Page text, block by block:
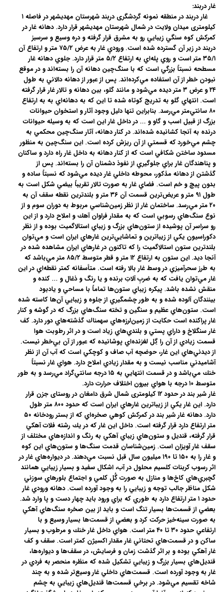
غار دربند:
غار دربند در منطقه نمونه گردشگری دربند شهرستان مهدیشهر در فاصله ۱
کیلومتری میدان ولايت در شمال شهرستان مهديشهر قرار دارد. دهانه غار در
کمرکش کوه سنگي زيبايي رو به مشرق قرار گرفته و دره وسيع و سرسبز
دربند در زير آن گسترده شده است. وروديِ غار به عرض ۷۵/۲ متر و ارتفاع آن
۳۵/۱ متر است و روي پله‌اي به ارتفاع ۵/۲ متر قرار دارد. جلوي دهانه غار
مسطحه نسبتاً بزرگي است که با سنگ‌چين دهانه آن را بسته‌اند و در موقع
نبودن خطر از آن استفاده مي‌كرده‌اند. پس از عبور از دهانه دالاني به طول
۲۴ و عرض ۳ متر ديده مي‌شود و مانند گلو، بين دهانه و تالار غار قرار گرفته
است. انتهاي گلو به تدريج كوتاه شده تا اين كه به دهانه‌اي به به ارتفاع
۸۰ سانتي‌متر مي‌رسد. بنابراين تنها دليل وجود آثار و استخوان حيوانات
بزرگ از قبيل اسب و گاو و ... در داخل غار اين است كه به وسيله حيوانات
درنده به آنجا كشانيده شده‌اند. در كنار دهانه، آثار سنگ‌چين محكمي به
چشم مي‌خورد كه قسمتي از آن ريزش كرده است. اين سنگ‌چين به منظور
مسدود ساختن شكافي است كه از كنار دهانه به داخل غار راه دارد و ساكنان
و پناهندگان غار براي جلوگيري از نفوذ دشمنان آن را بسته‌اند. پس از
گذشتن از دهانه مذكور، محوطه داخلي غار ديده مي‌شود كه نسبتاً ساده و
بدون پيچ و خم است. فضاي غار به صورت تالار تقريباً بيضي شكل است به
طول ۹۱ متر و عريض‌ترين قسمت آن ۳۶ متر و بلندترين نقطه سقف آن به
۲۰ متر مي‌رسد. ساختمان غار از نظر زمين‌شناسي مربوط به دوران سوم و از
نوع سنگ‌هاي رسوبي است كه به مقدار فراوان آهك و املاح دارد و از اين
رو سراسر آن پوشيده از ستون‌هاي بزرگ و زيباي استالاگميت بوده و از نظر
دكوراسيون يكي از زيباترين و تماشايي‌ترين غارهاي ايران است و مي‌توان
بلندترين ستون استالاگميت را كه تاكنون در غارهاي ايران مشاهده شده در
آنجا ديد. اين ستون به ارتفاع ۱۲ متر و قطر متوسط ۸۵/۲ متر مي‌باشد كه
به طرز سحرآميزي در وسط غار بالا رفته است. متأسفانه كمتر نقطه‌اي در اين
غار مي‌توان يافت كه به ضربِ آلاتِ برنده و يا رنگ و ذغال و ... كنده و
منقش نشده باشد. پيكره زيباي ستون‌ها تماماً با مساحي و يادبود
بينندگان آلوده شده و به طور چشمگيري از جلوه و زيبايي آن‌ها كاسته شده
است. ستون‌هاي عظيم و سنگين و تخته سنگ‌هاي بزرگ كه در گوشه و كنار
غار پراكنده است حكايت از زمين‌لرزه‌هاي سهمناك گذشته‌هاي دور دارد. كف
غار سنگلاخ و داراي پستي و بلندي‌هاي زياد است و در اثر رطوبت هوا
قسمت زيادي از آن را گِل لغزنده‌اي پوشانيده كه عبور از آن بي‌خطر نيست.
از ديدني‌هاي اين غار، حوضچه آب صاف و كوچكي است كه آب آن از نظر
آشاميدني مناسب نيست و به مقدار زيادي املاح دارد. هواي غار نسبتاً
خنك مي‌باشد و در قسمت انتهايي به ۱۵ درجه سانتي‌گراد مي‌رسد و به طور
متوسط ۱۰ درجه با هواي بيرون اختلاف حرارت دارد.
غار شیر بند در حدود ۱۲ کیلومتری شمال شرق دامغان در روستای جزن قرار
دارد. این غار يکي از زيباترين غارهاي ايران است که حدود ۸۰۰ متر طول
دارد. دهانه غار شير بند در کمرکش كوهي صخره‌اي كه از بستر رودخانه ۵۰
متر ارتفاع دارد قرار گرفته است. داخل اين غار كه در يك رشته فلات آهكي
قرار گرفته، قنديل و ستون‌هاي زيباي آهكي به رنگ و اندازه‌هاي مختلف از
سقف غار آويزان است. زمين‌شناسان قدمت سنگ‌ها و ستون‌هاي اين كوه
و غار را به ۱۵۰ تا ۱۹۰ ميليون سال قبل نسبت مي‌دهند. در ديواره‌هاي غار در
اثر رسوب كربنات كلسيم محلول در آب، اشكال سفيد و بسيار زيبايي همانند
گچبري‌هاي كاخ‌ها و منازل به صورت گُلِ كلمي و اجتماع بلورهاي سوزني
شكل مناظر جالب توجه و زيبايي را به وجود آورده است. دهانه ورودي غار
حدود ۱ متر ارتفاع دارد به طوري كه براي ورود بايد چهار دست و پا وارد شد.
بعضي از قسمت‌ها بسيار تنگ است و بايد از بين صخره سنگ‌هاي آهكي
به صورت سينه‌خيز حركت كرد و بعضي از قسمت‌ها بسيار وسيع و با
ارتفاعي حدود ۳۰ تا ۴۰ متر است. هواي داخل غار خنك و مرطوب و بسيار
ساكن و در قسمت‌هاي تحتاني غار مقدار اكسيژن كمتر است. سقف و كف
غار آهكي بوده و بر اثر گذشت زمان و فرسايش، در سقف‌ها و ديواره‌ها،
قنديل‌هاي بسيار بزرگ و زيبايي تشكيل شده كه منظره منحصر به فردي در
غار به وجود آورده است. قسمت‌هاي داخلي‌ غار وسيع‌تر شده و به چند
شاخه تقسيم مي‌شود. در برخي قسمت‌ها قنديل‌هاي زيبايي به چشم